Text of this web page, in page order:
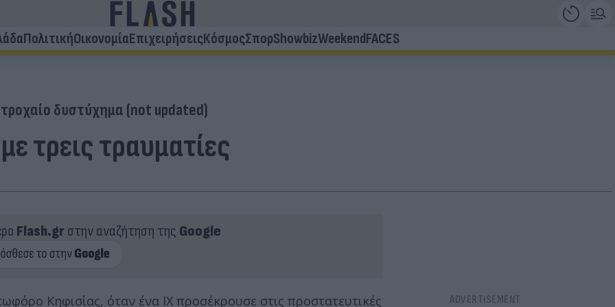
ΠολιτικήΟικονομίαΕπιχειρήσειςΚόσμοςΣπορShowbizWeekendFACES
τροχαίο δυστύχημα (not updated)
τρεις τραυματίες
Flash.grστην αναζήτηση της Google
Κηφισίας, όταν ένα ΙΧ προσέκρουσε στις προστατευτικές